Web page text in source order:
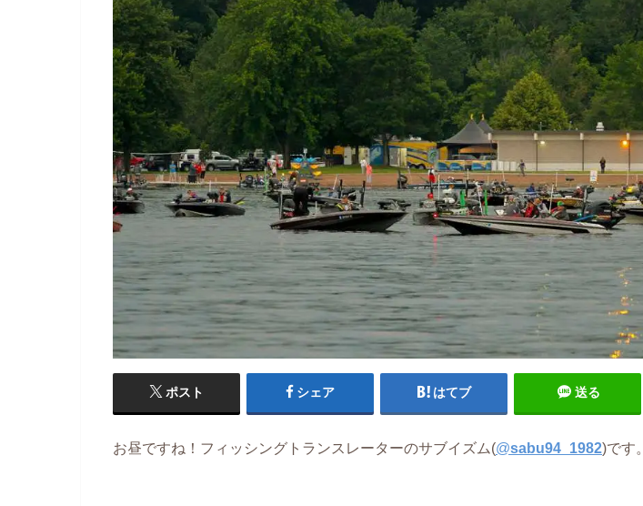
ポスト シェア はてブ 送る
お昼ですね！フィッシングトランスレーターのサブイズム(@sabu94_1982)です。